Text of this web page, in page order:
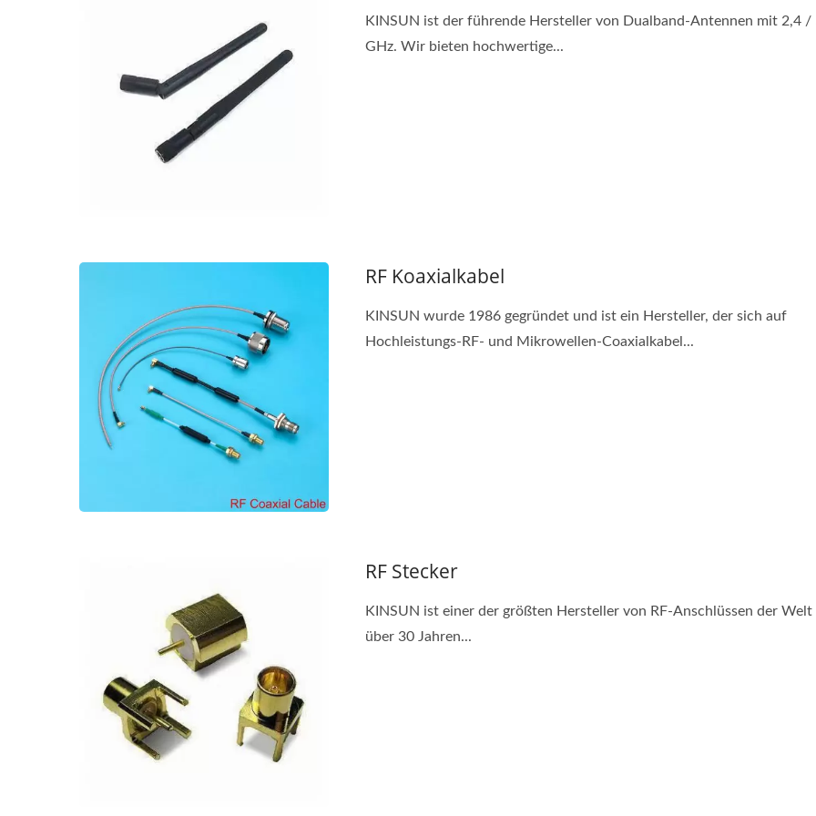
KINSUN ist der führende Hersteller von Dualband-Antennen mit 2,4 /
GHz. Wir bieten hochwertige...
RF Koaxialkabel
KINSUN wurde 1986 gegründet und ist ein Hersteller, der sich auf
Hochleistungs-RF- und Mikrowellen-Coaxialkabel...
RF Stecker
KINSUN ist einer der größten Hersteller von RF-Anschlüssen der
über 30 Jahren...